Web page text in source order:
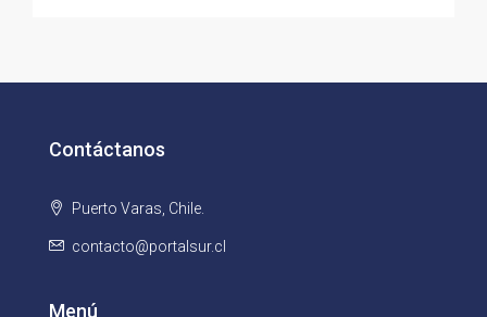
Contáctanos
Puerto Varas, Chile.
contacto@portalsur.cl
Menú